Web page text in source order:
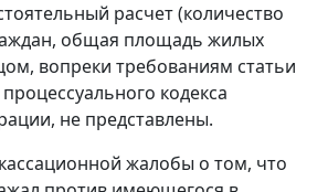
расчет (количество
общая площадь жилых
вопреки требованиям статьи
кодекса
не представлены.
жалобы о том, что